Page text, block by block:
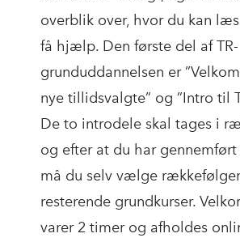
overblik over, hvor du kan
få hjælp. Den første del af TR-
grunduddannelsen er
nye tillidsvalgte” og ”Intro til
De to introdele skal tages i
og efter at du har
må du selv vælge
resterende grundkurser.
varer 2 timer og afholdes